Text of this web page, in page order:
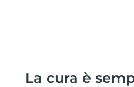
La cura è